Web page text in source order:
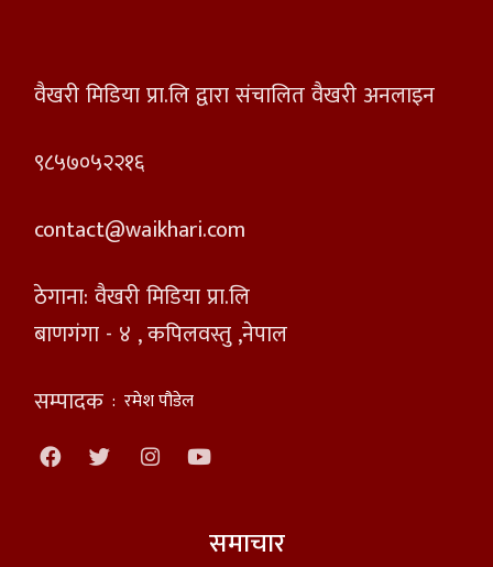
वैखरी मिडिया प्रा.लि द्वारा संचालित वैखरी अनलाइन
९८५७०५२२१६
contact@waikhari.com
ठेगाना: वैखरी मिडिया प्रा.लि
बाणगंगा - ४ , कपिलवस्तु ,नेपाल
सम्पादक : रमेश पौडेल
समाचार